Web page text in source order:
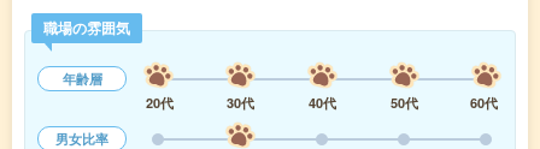
職場の雰囲気
年齢層
20代
30代 40代 50代
60代
男女比率